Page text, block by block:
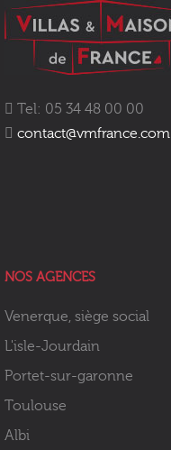
Tel: 05 34 48 00 00
contact@vmfrance.com
NOS AGENCES
Venerque, siège social
L'isle-Jourdain
Portet-sur-garonne
Toulouse
Albi